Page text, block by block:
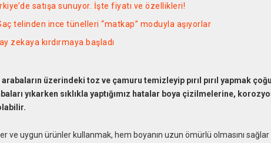
satışa sunuyor. İşte fiyatı ve özellikleri!
telinden ince tünelleri “matkap” moduyla aşıyorlar
zekaya kırdırmaya başladı
arabaların üzerindeki toz ve çamuru temizleyip pırıl pırıl yapmak
yıkarken sıklıkla yaptığımız hatalar boya çizilmelerine,
ve uygun ürünler kullanmak, hem boyanın uzun ömürlü olmasını